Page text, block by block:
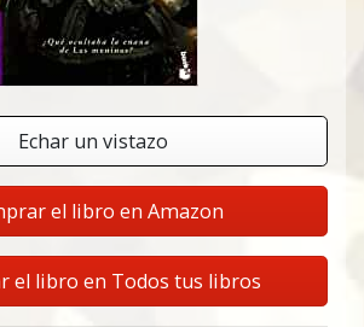
Echar un vistazo
el libro en Amazon
el libro en Todos tus libros